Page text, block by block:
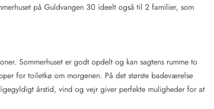
på Guldvangen 30 ideelt også til 2 familier, som
Sommerhuset er godt opdelt og kan sagtens rumme to
for toiletkø om morgenen. På det største badeværelse
årstid, vind og vejr giver perfekte muligheder for at